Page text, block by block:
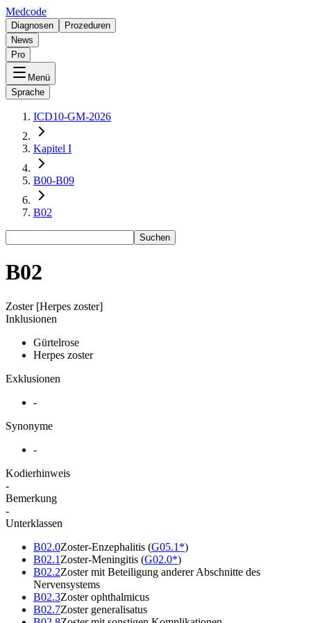
Medcode
Diagnosen
Prozeduren
News
Pro
Menü
Sprache
ICD10-GM-2026
Kapitel I
B00-B09
B02
Suchen
B02
Zoster [Herpes zoster]
Inklusionen
Gürtelrose
Herpes zoster
Exklusionen
-
Synonyme
-
Kodierhinweis
-
Bemerkung
-
Unterklassen
B02.0Zoster-Enzephalitis (G05.1*)
B02.1 Zoster-Meningitis (G02.0*)
B02.2Zoster mit Beteiligung anderer Abschnitte des
Nervensystems
B02.3Zoster ophthalmicus
B02.7Zoster generalisatus